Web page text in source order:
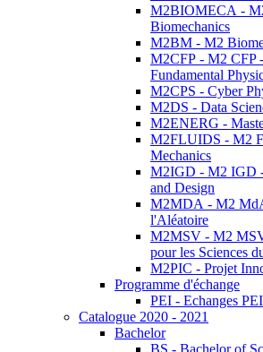
M2BIOMECA -
Biomechanics
M2BM - M2
M2CFP - M2 CFP
Fundamental
M2CPS - Cyber
M2DS - Data
M2ENERG -
M2FLUIDS - M2
Mechanics
M2IGD - M2 IGD
and Design
M2MDA - M2
l'Aléatoire
M2MSV - M2
pour les Sciences
M2PIC - Projet
Programme d'échange
PEI - Echanges PEI
Catalogue 2020 - 2021
Bachelor
BS - Bachelor of